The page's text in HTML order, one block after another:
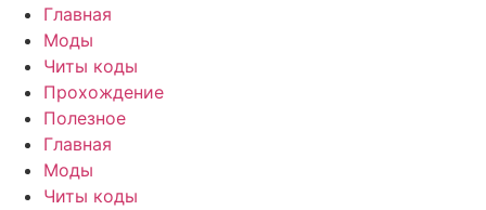
Главная
Моды
Читы коды
Прохождение
Полезное
Главная
Моды
Читы коды